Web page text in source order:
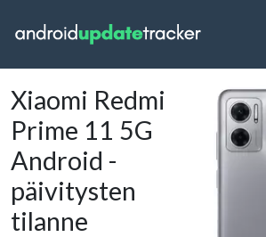
Xiaomi Redmi
Prime 11 5G
Android -
päivitysten
tilanne